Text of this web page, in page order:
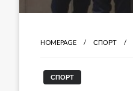
HOMEPAGE СПОРТ
СПОРТ